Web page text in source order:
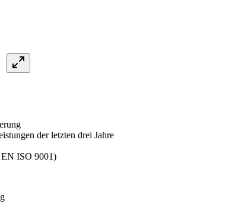
der letzten drei Jahre
EN ISO 9001)